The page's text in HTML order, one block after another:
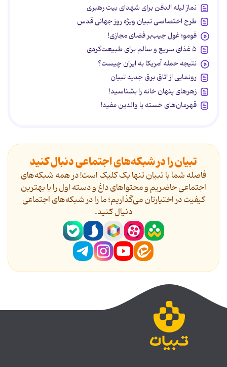
نماز لیله الدفن برای شهدای بیت رهبری
طرح اختصاصی تبیان ویژه روز جهانی قدس
فومو؛ غول جیب‌بر فضای مجازی!
۵ غذای سریع و سالم برای طبیعت‌گردی
نتیجه حمله آمریکا به ایران چیست؟
رونمایی از اتاق برق جدید تبیان
زهرهای پنهان خانه را بشناسید!
قهرمان‌های خسته یا والدین مفید!
تبیان را در شبکه‌های اجتماعی دنبال کنید
فاصله شما با تبیان تنها یک کلیک است! در همه شبکه‌های
اجتماعی حاضریم و محتواهای داغ و دسته اول را با بهترین
کیفیت در اختیارتان می‌گذاریم؛ ما را در شبکه‌های اجتماعی
دنیال کنید.